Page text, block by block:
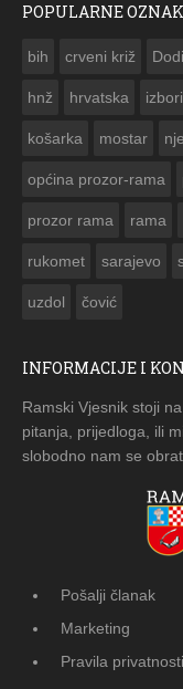
POPULARNE
bih crveni križ
hnž hrvatska izbori
košarka mostar
općina prozor-rama
prozor rama rama
rukomet sarajevo
uzdol čović
INFORMACIJE I
Ramski Vjesnik stoji
pitanja, prijedloga, ili
slobodno nam se
Pošalji članak
Marketing
Pravila privatnosti